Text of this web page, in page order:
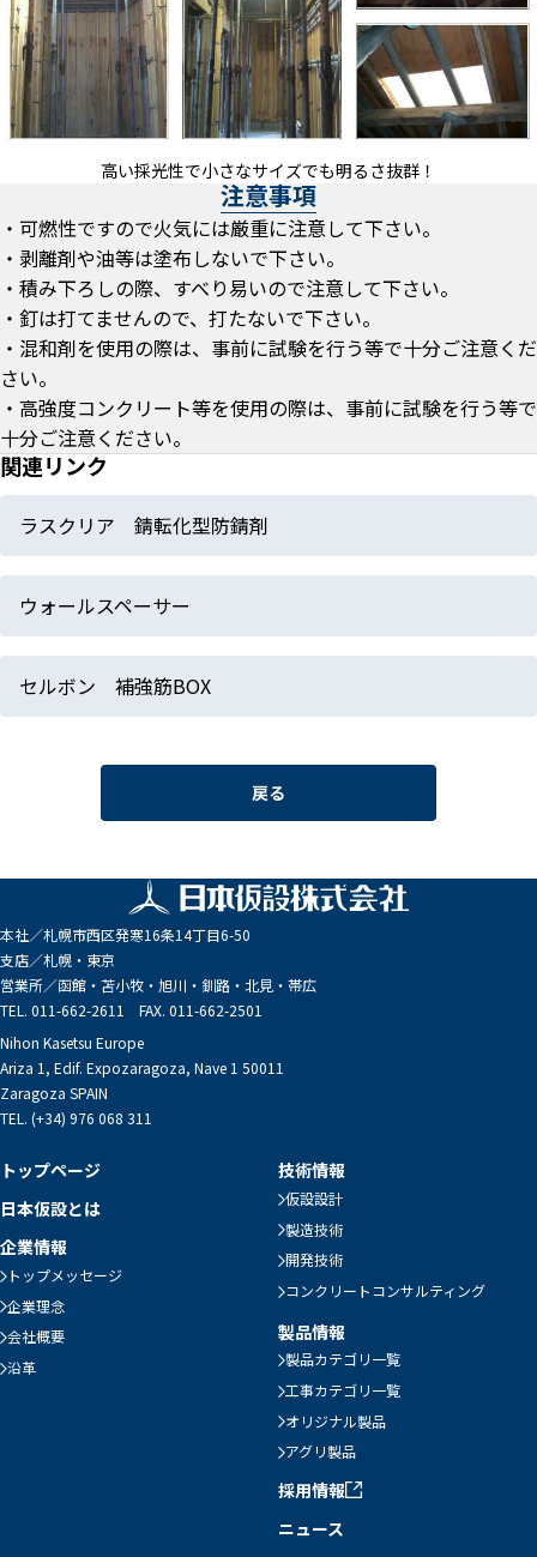
高い採光性で小さなサイズでも明るさ抜群！
注意事項
・可燃性ですので火気には厳重に注意して下さい。
・剥離剤や油等は塗布しないで下さい。
・積み下ろしの際、すべり易いので注意して下さい。
・釘は打てませんので、打たないで下さい。
・混和剤を使用の際は、事前に試験を行う等で十分ご注意くだ
さい。
・高強度コンクリート等を使用の際は、事前に試験を行う等で
十分ご注意ください。
関連リンク
ラスクリア 錆転化型防錆剤
ウォールスペーサー
セルボン 補強筋BOX
戻る
本社／札幌市西区発寒16条14丁目6-50
支店／札幌・東京
営業所／函館・苫小牧・旭川・釧路・北見・帯広
TEL. 011-662-2611 FAX. 011-662-2501
Nihon Kasetsu Europe
Ariza 1, Edif. Expozaragoza, Nave 1 50011
Zaragoza SPAIN
TEL. (+34) 976 068 311
トップページ
日本仮設とは
企業情報
トップメッセージ
企業理念
会社概要
沿革
技術情報
仮設設計
製造技術
開発技術
コンクリートコンサルティング
製品情報
製品カテゴリ一覧
工事カテゴリ一覧
オリジナル製品
アグリ製品
採用情報
ニュース